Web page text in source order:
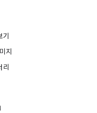
기
지
리